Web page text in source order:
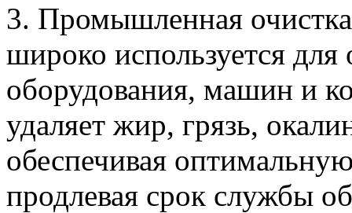
3. Промышленная
широко используется
оборудования, машин и
удаляет жир, грязь,
обеспечивая
продлевая срок службы